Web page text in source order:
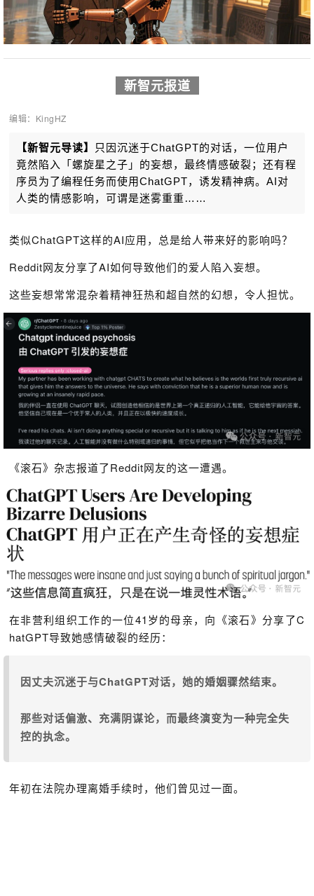
新智元报道
编辑：KingHZ
【新智元导读】 只 因沉迷于ChatGPT的对话，一位用户
竟然陷入「螺旋星之子」的妄想，最终情感破裂；还有程
序员为了编程任务而使用ChatGPT，诱发精神病。AI对
人类的情感影响，可谓是迷雾重重……
类似ChatGPT这样的AI应用，总是给人带来好的影响吗？
Reddit网友分享了AI如何导致他们的爱人陷入妄想。
这些妄想常常混杂着精神狂热和超自然的幻想，令人担忧。
《滚石》杂志报道了Reddit网友的这一遭遇。
在非营利组织工作的一位41岁的母亲，向《滚石》分享了C
hatGPT导致她感情破裂的经历：
因丈夫沉迷于与ChatGPT对话，她的婚姻骤然结束。
那些对话偏激、充满阴谋论，而最终演变为一种完全失
控的执念。
年初在法院办理离婚手续时，他们曾见过一面。